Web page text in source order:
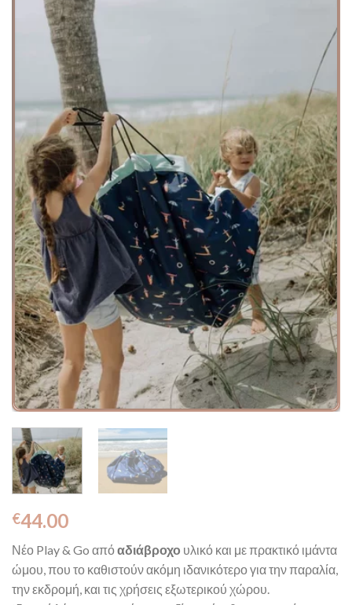
€44.00
Νέο Play & Go απόαδιάβροχο υλικό και με πρακτικό ιμάντα
ώμου, που το καθιστούν ακόμη ιδανικότερο για την παραλία,
την εκδρομή, και τις χρήσεις εξωτερικού χώρου.